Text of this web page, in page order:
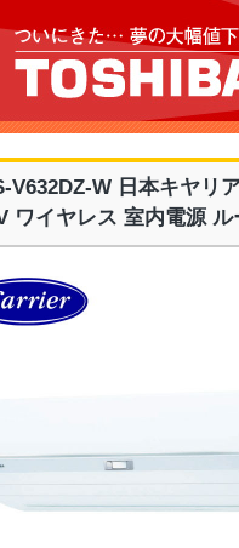
V632DZ-W 日本キヤリ
ワイヤレス 室内電源